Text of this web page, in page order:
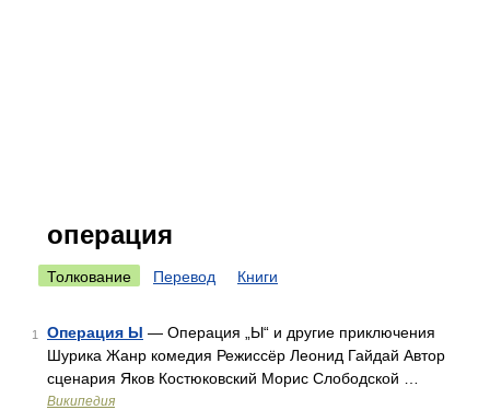
операция
Толкование Перевод Книги
1 Операция Ы — Операция „Ы“ и другие приключения
Шурика Жанр комедия Режиссёр Леонид Гайдай Автор
сценария Яков Костюковский Морис Слободской …
Википедия